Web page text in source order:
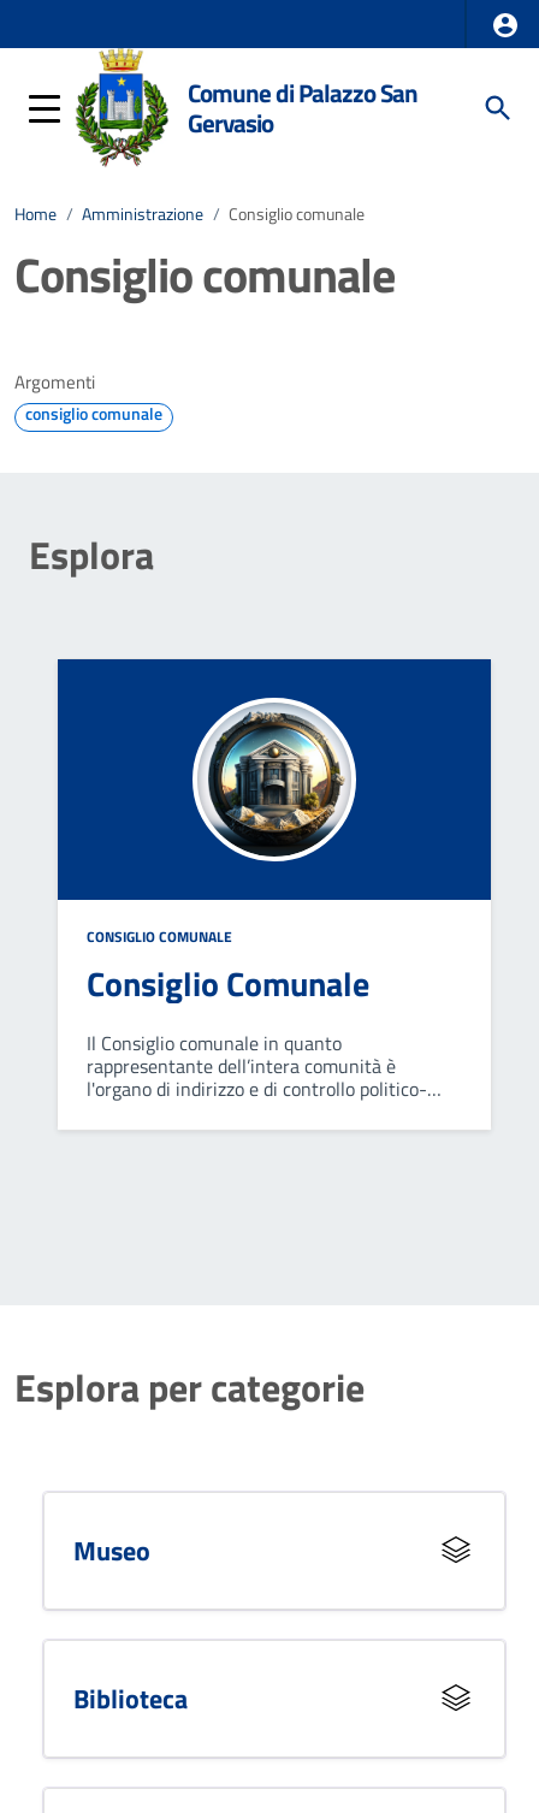
Comune di Palazzo San
Gervasio
Home / Amministrazione / Consiglio comunale
Consiglio comunale
Argomenti
consiglio comunale
Esplora
CONSIGLIO COMUNALE
Consiglio Comunale
Il Consiglio comunale in quanto
rappresentante dell’intera comunità è
l'organo di indirizzo e di controllo politico-
Esplora per categorie
Museo
Biblioteca